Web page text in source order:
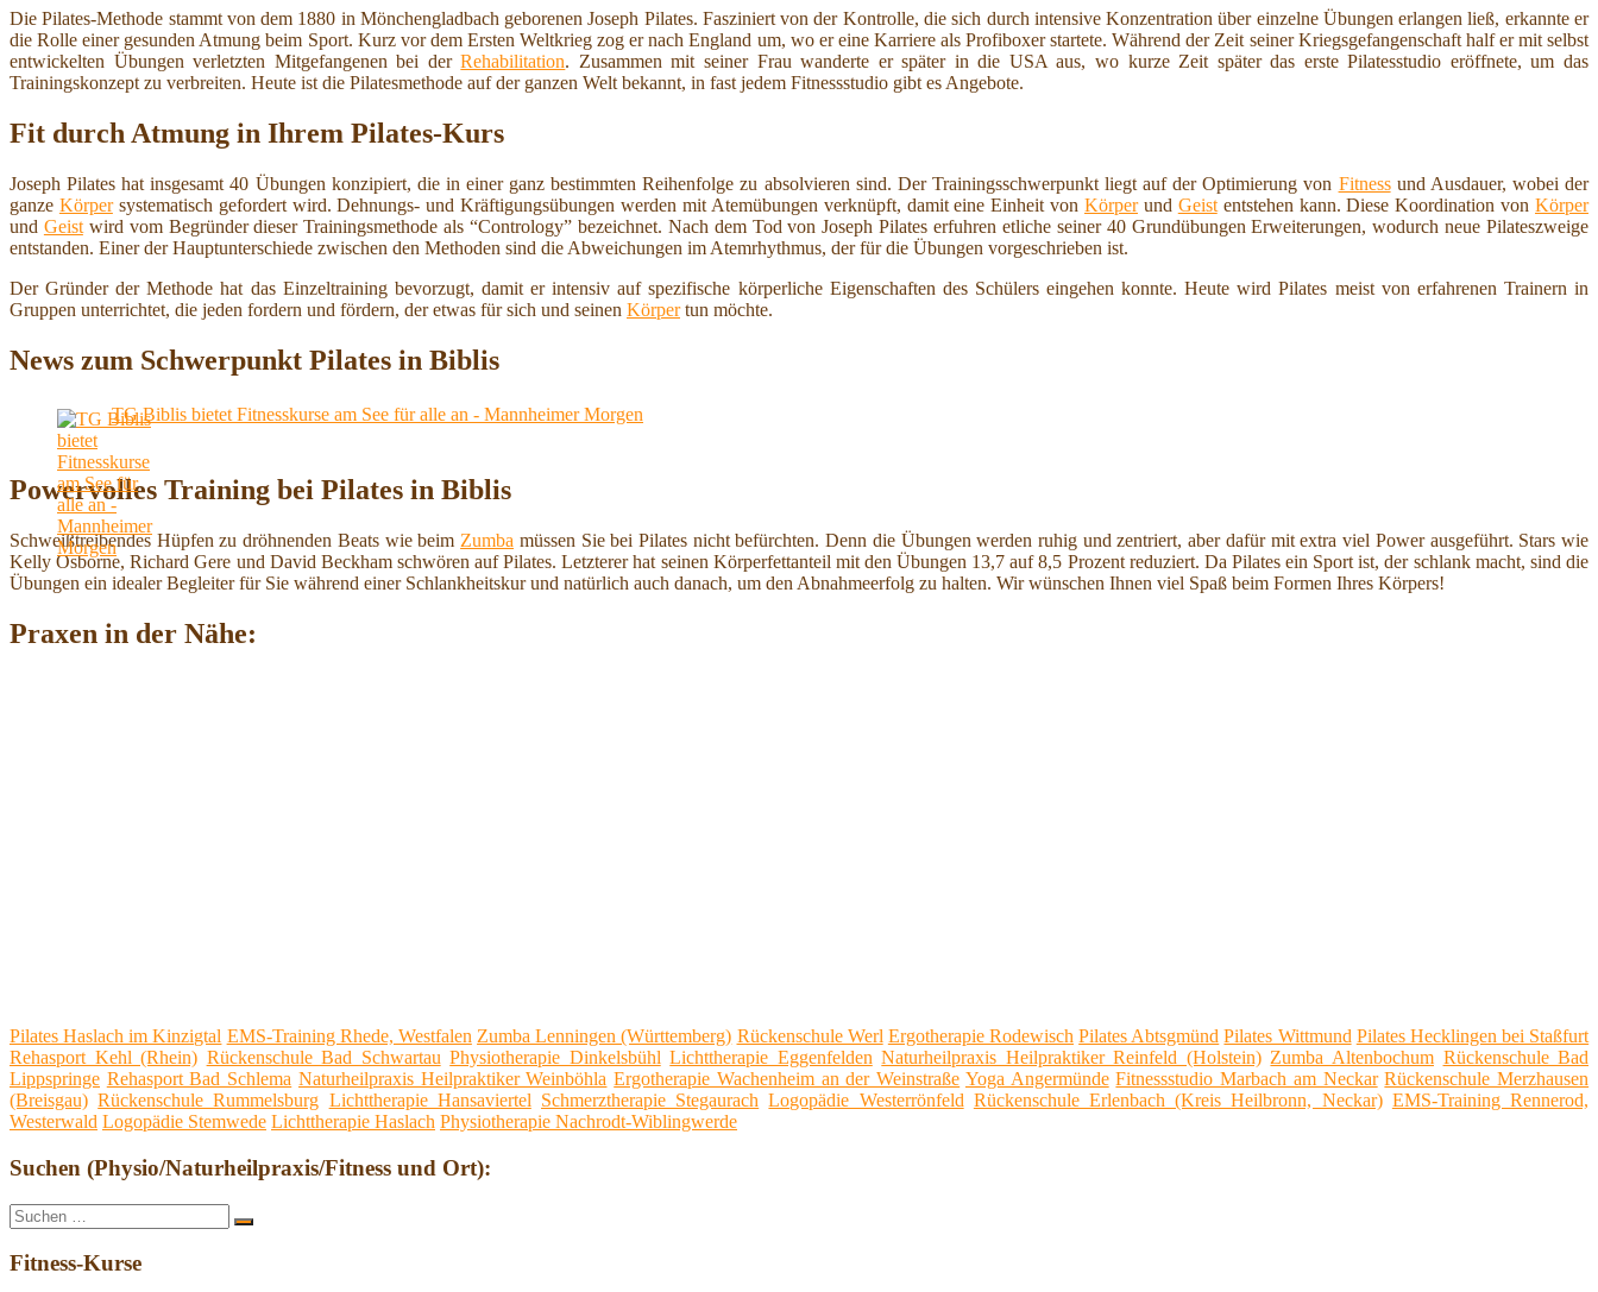
Die Pilates-Methode stammt von dem 1880 in Mönchengladbach geborenen Joseph Pilates. Fasziniert von der Kontrolle, die sich durch intensive Konzentration über einzelne Übungen erlangen ließ, erkannte er
die Rolle einer gesunden Atmung beim Sport. Kurz vor dem Ersten Weltkrieg zog er nach England um, wo er eine Karriere als Profiboxer startete. Während der Zeit seiner Kriegsgefangenschaft half er mit selbst
entwickelten Übungen verletzten Mitgefangenen bei derRehabilitation. Zusammen mit seiner Frau wanderte er später in die USA aus, wo kurze Zeit später das erste Pilatesstudio eröffnete, um das
Trainingskonzept zu verbreiten. Heute ist die Pilatesmethode auf der ganzen Welt bekannt, in fast jedem Fitnessstudio gibt es Angebote.
Fit durch Atmung in Ihrem Pilates-Kurs
Joseph Pilates hat insgesamt 40 Übungen konzipiert, die in einer ganz bestimmten Reihenfolge zu absolvieren sind. Der Trainingsschwerpunkt liegt auf der Optimierung von Fitnessund Ausdauer, wobei der
ganze Körpersystematisch gefordert wird. Dehnungs- und Kräftigungsübungen werden mit Atemübungen verknüpft, damit eine Einheit von Körperund Geistentstehen kann. Diese Koordination von Körper
und Geistwird vom Begründer dieser Trainingsmethode als “Contrology” bezeichnet. Nach dem Tod von Joseph Pilates erfuhren etliche seiner 40 Grundübungen Erweiterungen, wodurch neue Pilateszweige
entstanden. Einer der Hauptunterschiede zwischen den Methoden sind die Abweichungen im Atemrhythmus, der für die Übungen vorgeschrieben ist.
Der Gründer der Methode hat das Einzeltraining bevorzugt, damit er intensiv auf spezifische körperliche Eigenschaften des Schülers eingehen konnte. Heute wird Pilates meist von erfahrenen Trainern in
Gruppen unterrichtet, die jeden fordern und fördern, der etwas für sich und seinen Körpertun möchte.
News zum Schwerpunkt Pilates in Biblis
TG Biblis bietet Fitnesskurse am See für alle an - Mannheimer Morgen
Powervolles Training bei Pilates in Biblis
Schweißtreibendes Hüpfen zu dröhnenden Beats wie beim Zumba müssen Sie bei Pilates nicht befürchten. Denn die Übungen werden ruhig und zentriert, aber dafür mit extra viel Power ausgeführt. Stars wie
Kelly Osborne, Richard Gere und David Beckham schwören auf Pilates. Letzterer hat seinen Körperfettanteil mit den Übungen 13,7 auf 8,5 Prozent reduziert. Da Pilates ein Sport ist, der schlank macht, sind die
Übungen ein idealer Begleiter für Sie während einer Schlankheitskur und natürlich auch danach, um den Abnahmeerfolg zu halten. Wir wünschen Ihnen viel Spaß beim Formen Ihres Körpers!
Praxen in der Nähe:
Pilates Haslach im Kinzigtal EMS-Training Rhede, Westfalen Zumba Lenningen (Württemberg) Rückenschule Werl Ergotherapie Rodewisch Pilates Abtsgmünd Pilates Wittmund Pilates Hecklingen bei Staßfurt
Rehasport Kehl (Rhein) Rückenschule Bad Schwartau Physiotherapie Dinkelsbühl Lichttherapie Eggenfelden Naturheilpraxis Heilpraktiker Reinfeld (Holstein) Zumba Altenbochum Rückenschule Bad
Lippspringe Rehasport Bad Schlema Naturheilpraxis Heilpraktiker Weinböhla Ergotherapie Wachenheim an der Weinstraße Yoga Angermünde Fitnessstudio Marbach am Neckar Rückenschule Merzhausen
(Breisgau) Rückenschule Rummelsburg Lichttherapie Hansaviertel Schmerztherapie Stegaurach Logopädie Westerrönfeld Rückenschule Erlenbach (Kreis Heilbronn, Neckar) EMS-Training Rennerod,
Westerwald Logopädie Stemwede Lichttherapie Haslach Physiotherapie Nachrodt-Wiblingwerde
Suchen (Physio/Naturheilpraxis/Fitness und Ort):
Suche
nach:
Suchen
Fitness-Kurse